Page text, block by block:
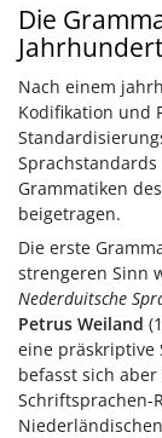
Die
Nach einem
Kodifikation und
Grammatiken
beigetragen.
Die erste
strengeren Sinn
Nederduitsche
Petrus Weiland
eine präskriptive
befasst sich
Schriftsprachen-